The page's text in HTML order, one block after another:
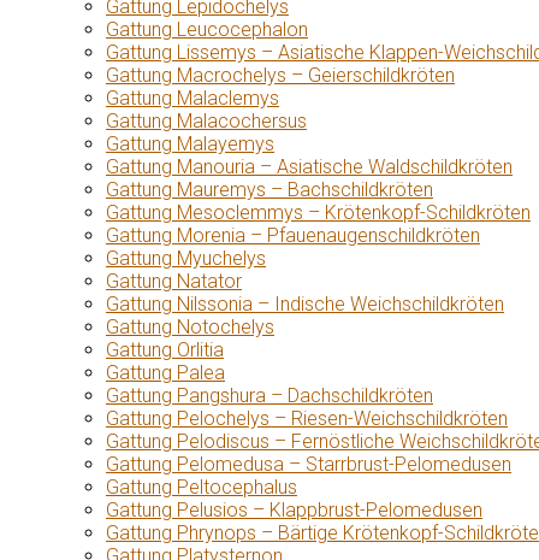
Gattung Lepidochelys
Gattung Leucocephalon
Gattung Lissemys – Asiatische Klappen-
Gattung Macrochelys – Geierschildkröten
Gattung Malaclemys
Gattung Malacochersus
Gattung Malayemys
Gattung Manouria – Asiatische Waldschildkröten
Gattung Mauremys – Bachschildkröten
Gattung Mesoclemmys – Krötenkopf-Schildkröten
Gattung Morenia – Pfauenaugenschildkröten
Gattung Myuchelys
Gattung Natator
Gattung Nilssonia – Indische Weichschildkröten
Gattung Notochelys
Gattung Orlitia
Gattung Palea
Gattung Pangshura – Dachschildkröten
Gattung Pelochelys – Riesen-Weichschildkröten
Gattung Pelodiscus – Fernöstliche
Gattung Pelomedusa – Starrbrust-Pelomedusen
Gattung Peltocephalus
Gattung Pelusios – Klappbrust-Pelomedusen
Gattung Phrynops – Bärtige Krötenkopf-